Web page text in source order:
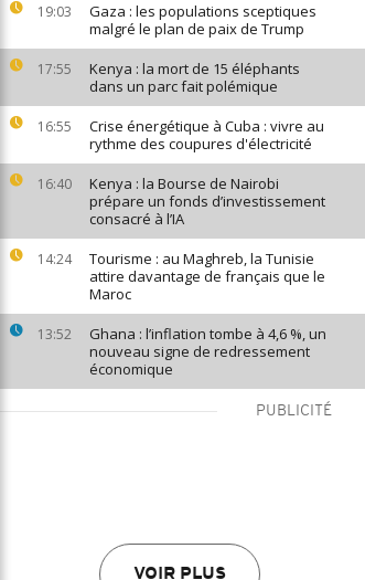
19:03
Gaza : les populations sceptiques
malgré le plan de paix de Trump
17:55
Kenya : la mort de 15 éléphants
dans un parc fait polémique
16:55
Crise énergétique à Cuba : vivre au
rythme des coupures d'électricité
16:40
Kenya : la Bourse de Nairobi
prépare un fonds d’investissement
consacré à l’IA
14:24
Tourisme : au Maghreb, la Tunisie
attire davantage de français que le
Maroc
13:52
Ghana : l’inflation tombe à 4,6 %, un
nouveau signe de redressement
économique
PUBLICITÉ
VOIR PLUS